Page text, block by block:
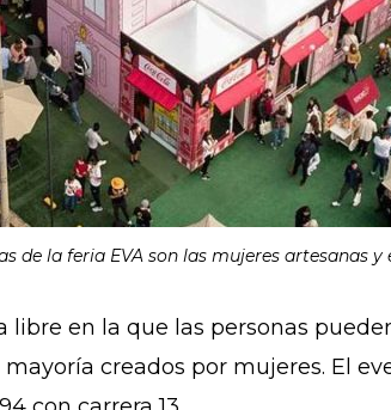
de la feria EVA son las mujeres artesanas y
libre en la que las personas
mayoría creados por mujeres. El